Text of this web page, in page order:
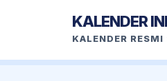
KALENDER
KALENDER